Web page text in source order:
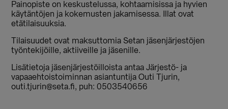
Painopiste on keskustelussa, kohtaamisissa ja hyvien
käytäntöjen ja kokemusten jakamisessa. Illat ovat
etätilaisuuksia.
Tilaisuudet ovat maksuttomia Setan jäsenjärjestöjen
työntekijöille, aktiiveille ja jäsenille.
Lisätietoja jäsenjärjestöilloista antaa Järjestö- ja
vapaaehtoistoiminnan asiantuntija Outi Tjurin,
outi.tjurin@seta.fi, puh: 0503540656